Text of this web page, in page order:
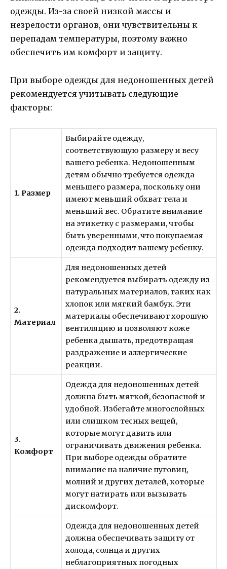
одежды. Из-за своей низкой массы и
незрелости органов, они чувствительны к
перепадам температуры, поэтому важно
обеспечить им комфорт и защиту.
При выборе одежды для недоношенных детей
рекомендуется учитывать следующие
факторы:
1. Размер
Выбирайте одежду,
соответствующую размеру и весу
вашего ребенка. Недоношенным
детям обычно требуется одежда
меньшего размера, поскольку они
имеют меньший обхват тела и
меньший вес. Обратите внимание
на этикетку с размерами, чтобы
быть уверенными, что покупаемая
одежда подходит вашему ребенку.
2.
Материал
Для недоношенных детей
рекомендуется выбирать одежду из
натуральных материалов, таких как
хлопок или мягкий бамбук. Эти
материалы обеспечивают хорошую
вентиляцию и позволяют коже
ребенка дышать, предотвращая
раздражение и аллергические
реакции.
3.
Комфорт
Одежда для недоношенных детей
должна быть мягкой, безопасной и
удобной. Избегайте многослойных
или слишком тесных вещей,
которые могут давить или
ограничивать движения ребенка.
При выборе одежды обратите
внимание на наличие пуговиц,
молний и других деталей, которые
могут натирать или вызывать
дискомфорт.
Одежда для недоношенных детей
должна обеспечивать защиту от
холода, солнца и других
неблагоприятных погодных